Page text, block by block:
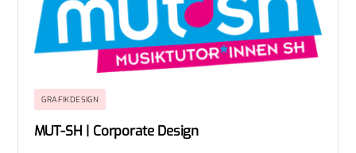
GRAFIKDESIGN
MUT-SH | Corporate Design